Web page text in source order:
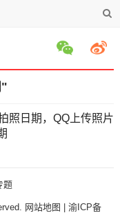
"
照日期，QQ上传照片
题
网站地图 |渝ICP备